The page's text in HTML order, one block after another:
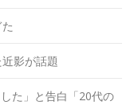
影が話題
た」と告白「20代の